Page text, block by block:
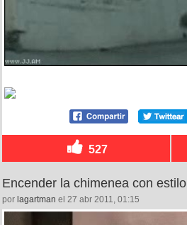
527
Encender la chimenea con estilo
por lagartman el 27 abr 2011, 01:15